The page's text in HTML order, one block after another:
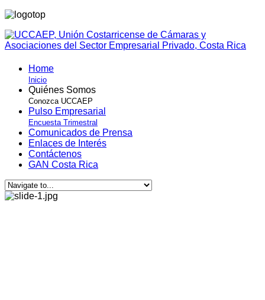
Home
Inicio
Quiénes Somos
Conozca UCCAEP
Pulso Empresarial
Encuesta Trimestral
Comunicados de Prensa
Enlaces de Interés
Contáctenos
GAN Costa Rica